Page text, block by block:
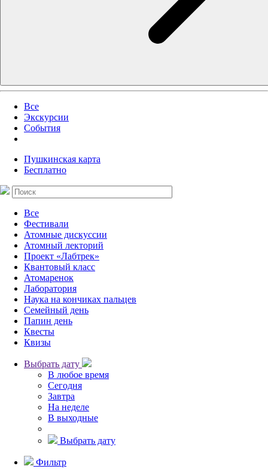
Все
Экскурсии
События
Пушкинская карта
Бесплатно
Все
Фестивали
Атомные дискуссии
Атомный лекторий
Проект «Лабтрек»
Квантовый класс
Атомаренок
Лаборатория
Наука на кончиках пальцев
Семейный день
Папин день
Квесты
Квизы
Выбрать дату
В любое время
Сегодня
Завтра
На неделе
В выходные
Выбрать дату
Фильтр